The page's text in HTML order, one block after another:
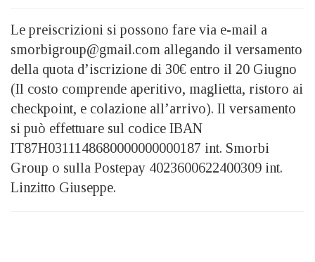
Le preiscrizioni si possono fare via e-mail a
smorbigroup@gmail.com allegando il versamento
della quota d’iscrizione di 30€ entro il 20 Giugno
(Il costo comprende aperitivo, maglietta, ristoro ai
checkpoint, e colazione all’arrivo). Il versamento
si può effettuare sul codice IBAN
IT87H0311148680000000000187 int. Smorbi
Group o sulla Postepay 4023600622400309 int.
Linzitto Giuseppe.